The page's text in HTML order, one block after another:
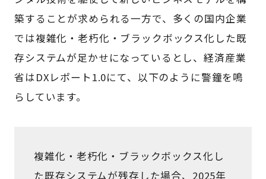
築することが求められる一方で、多くの国内企業
では複雑化・老朽化・ブラックボックス化した既
存システムが足かせになっているとし、経済産業
省はDXレポート1.0にて、以下のように警鐘を鳴
らしています。
複雑化・老朽化・ブラックボックス化し
た既存システムが残存した場合、2025年